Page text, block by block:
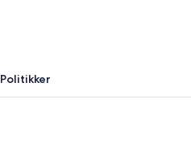
Politikker